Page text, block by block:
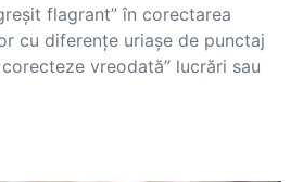
flagrant” în corectarea
cu diferențe uriașe de punctaj
vreodată” lucrări sau